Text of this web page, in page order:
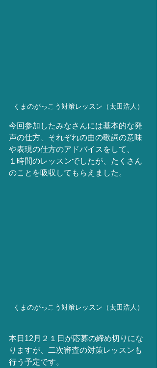
くまのがっこう対策レッスン（太田浩人）
今回参加したみなさんには基本的な発
声の仕方、それぞれの曲の歌詞の意味
や表現の仕方のアドバイスをして、
１時間のレッスンでしたが、たくさん
のことを吸収してもらえました。
くまのがっこう対策レッスン（太田浩人）
本日12月２１日が応募の締め切りにな
りますが、二次審査の対策レッスンも
行う予定です。